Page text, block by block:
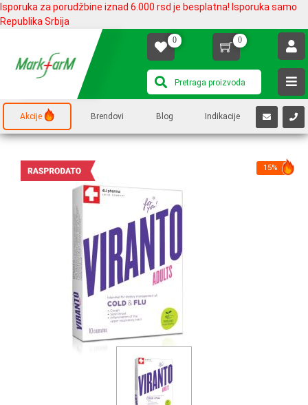
Isporuka za porudžbine iznad 6.000 rsd je besplatna! Isporuka samo
Republika Srbija
0 0
Akcije Brendovi Blog Indikacije
15%